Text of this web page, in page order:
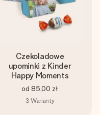
Czekoladowe
upominki z Kinder
Happy Moments
od 85,00 zł
3 Warianty